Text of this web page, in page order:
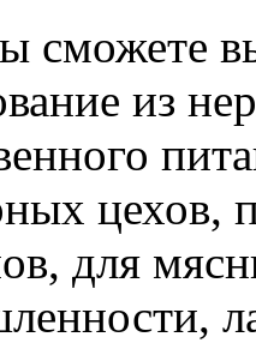
сможете
из
цехов,
для